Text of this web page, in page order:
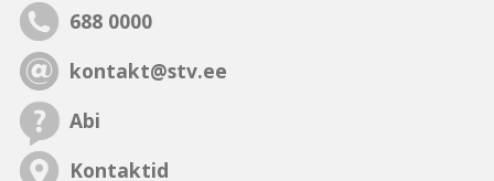
688 0000
kontakt@stv.ee
Abi
Kontaktid